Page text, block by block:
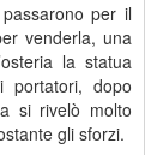
per il
venderla, una
la statua
dopo
si rivelò molto
gli sforzi.